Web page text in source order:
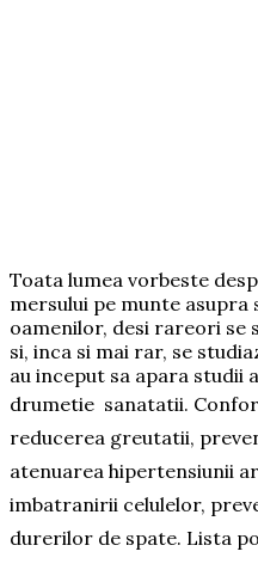
Toata lumea vorbeste
mersului pe munte asupra
oamenilor, desi rareori se
si, inca si mai rar, se
au inceput sa apara studii
drumetie sanatatii.
reducerea greutatii,
atenuarea hipertensiunii
imbatranirii celulelor,
durerilor de spate. Lista